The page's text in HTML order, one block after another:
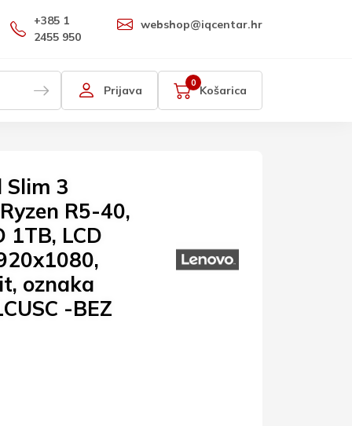
+385 1
2455 950
webshop@iqcentar.hr
Prijava Košarica
0
Slim 3
R5-40,
1TB, LCD
oznaka
-BEZ